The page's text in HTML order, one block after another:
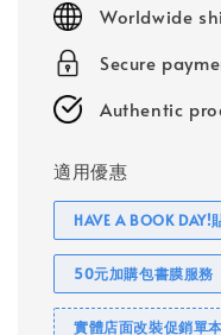
Worldwide
Secure
Authentic
適用優惠
HAVE A BOOK DAY!
50元加購包書膜服務
實體店面改裝促銷單